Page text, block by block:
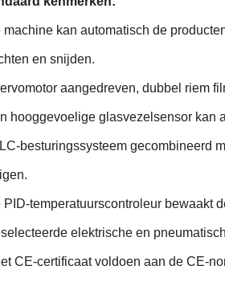
machine kan automatisch de
en snijden.
aangedreven, dubbel riem
hooggevoelige glasvezelsensor kan
besturingssysteem gecombineerd
PID-temperatuurscontroleur bewaakt
elektrische en
CE-certificaat voldoen aan de CE-